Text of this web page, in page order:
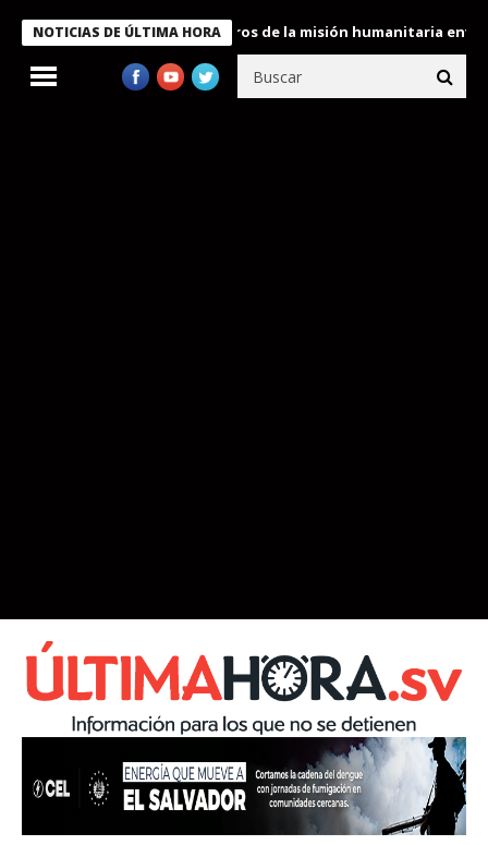
NOTICIAS DE ÚLTIMA HORA
condecora a miembros de la misión humanitaria enviada a